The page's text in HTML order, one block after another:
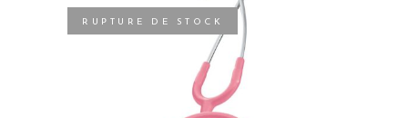
RUPTURE DE STOCK